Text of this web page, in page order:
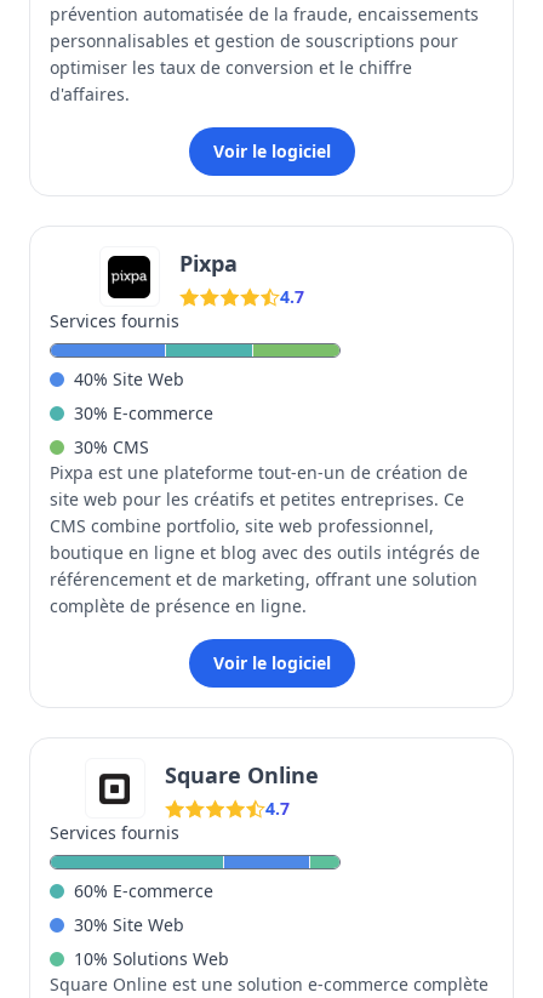
prévention automatisée de la fraude, encaissements
personnalisables et gestion de souscriptions pour
optimiser les taux de conversion et le chiffre
d'affaires.
Voir le logiciel
Pixpa
4.7
Services fournis
40% Site Web
30% E-commerce
30% CMS
Pixpa est une plateforme tout-en-un de création de
site web pour les créatifs et petites entreprises. Ce
CMS combine portfolio, site web professionnel,
boutique en ligne et blog avec des outils intégrés de
référencement et de marketing, offrant une solution
complète de présence en ligne.
Voir le logiciel
Square Online
4.7
Services fournis
60% E-commerce
30% Site Web
10% Solutions Web
Square Online est une solution e-commerce complète